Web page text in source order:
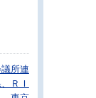
所連
ＲＩ